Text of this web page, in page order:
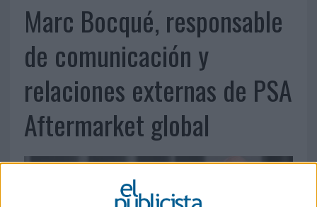
Marc Bocqué, responsable
de comunicación y
relaciones externas de PSA
Aftermarket global